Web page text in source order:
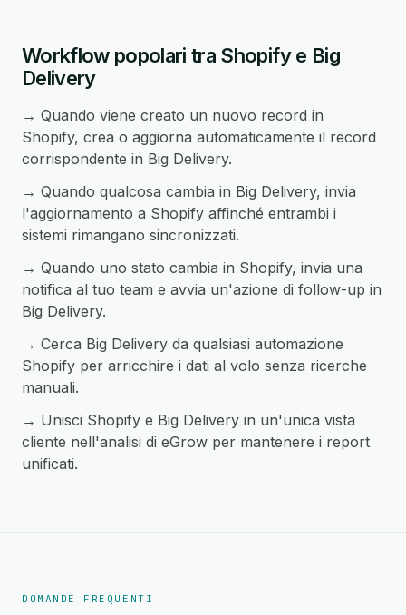
Workflow popolari tra Shopify e Big
Delivery
→ Quando viene creato un nuovo record in
Shopify, crea o aggiorna automaticamente il record
corrispondente in Big Delivery.
→ Quando qualcosa cambia in Big Delivery, invia
l'aggiornamento a Shopify affinché entrambi i
sistemi rimangano sincronizzati.
→ Quando uno stato cambia in Shopify, invia una
notifica al tuo team e avvia un'azione di follow-up in
Big Delivery.
→ Cerca Big Delivery da qualsiasi automazione
Shopify per arricchire i dati al volo senza ricerche
manuali.
→ Unisci Shopify e Big Delivery in un'unica vista
cliente nell'analisi di eGrow per mantenere i report
unificati.
DOMANDE FREQUENTI